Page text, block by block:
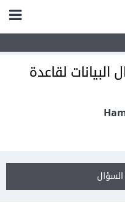
لقاعدة